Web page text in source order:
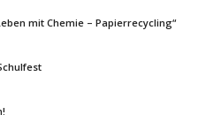
mit Chemie – Papierrecycling“